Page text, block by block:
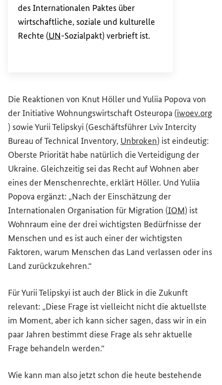
des Internationalen Paktes über
wirtschaftliche, soziale und kulturelle
Rechte (UN-Sozialpakt) verbrieft ist.
Die Reaktionen von Knut Höller und Yuliia Popova von
derInitiative Wohnungswirtschaft Osteuropa (iwoev.org
(Externer Link)
) sowie Yurii Telipskyi (Geschäftsführer Lviv Intercity
Bureau of Technical Inventory, Unbroken(Externer Link)
) ist eindeutig:
Oberste Priorität habe natürlich die Verteidigung der
Ukraine. Gleichzeitig sei das Recht auf Wohnen aber
eines der Menschenrechte, erklärt Höller. Und Yuliia
Popova ergänzt: „Nach der Einschätzung der
Internationalen Organisation für Migration (IOM) ist
Wohnraum eine der drei wichtigsten Bedürfnisse der
Menschen und es ist auch einer der wichtigsten
Faktoren, warum Menschen das Land verlassen oder ins
Land zurückzukehren.“
Für Yurii Telipskyi ist auch der Blick in die Zukunft
relevant: „Diese Frage ist vielleicht nicht die aktuellste
im Moment, aber ich kann sicher sagen, dass wir in ein
paar Jahren bestimmt diese Frage als sehr aktuelle
Frage behandeln werden.“
Wie kann man also jetzt schon die heute bestehende